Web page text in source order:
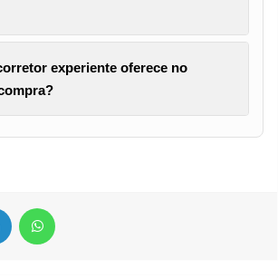
experiente oferece no
Linkedin